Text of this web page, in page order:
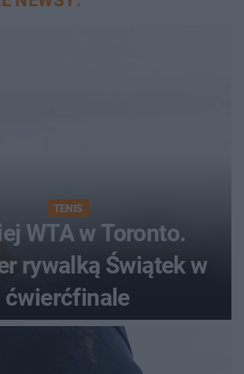
TENIS
WTA w Toronto.
rywalką Świątek w
ćwierćfinale